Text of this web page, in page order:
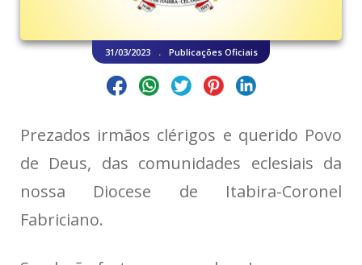
31/03/2023 . Publicações Oficiais
Prezados irmãos clérigos e querido Povo
de Deus, das comunidades eclesiais da
nossa Diocese de Itabira-Coronel
Fabriciano.